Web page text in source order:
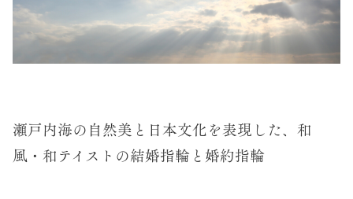
瀬戸内海の自然美と日本文化を表現した、和
風・和テイストの結婚指輪と婚約指輪